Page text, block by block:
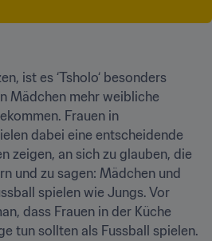
ist es ‘Tsholo‘ besonders
Mädchen mehr weibliche
Frauen in
dabei eine entscheidende
zeigen, an sich zu glauben, die
und zu sagen: Mädchen und
spielen wie Jungs. Vor
dass Frauen in der Küche
tun sollten als Fussball spielen.